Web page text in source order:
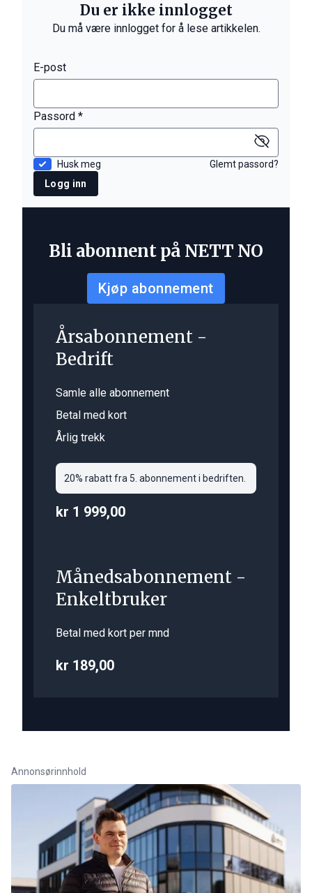
Du er ikke innlogget
Du må være innlogget for å lese artikkelen.
E-post
Passord *
Husk meg
Glemt passord?
Logg inn
Bli abonnent på NETT NO
Kjøp abonnement
Årsabonnement -
Bedrift
Samle alle abonnement
Betal med kort
Årlig trekk
20% rabatt fra 5. abonnement i bedriften.
kr 1 999,00
Månedsabonnement -
Enkeltbruker
Betal med kort per mnd
kr 189,00
Annonsørinnhold